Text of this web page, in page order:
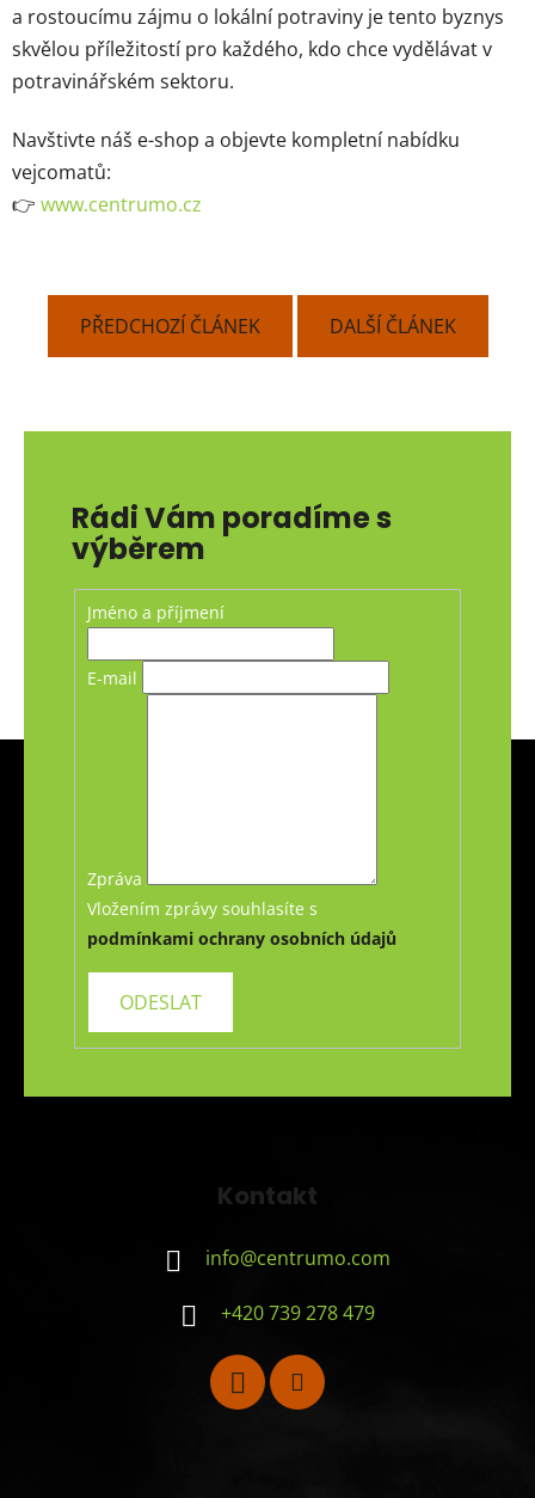
a rostoucímu zájmu o lokální potraviny je tento byznys
skvělou příležitostí pro každého, kdo chce vydělávat v
potravinářském sektoru.
Navštivte náš e-shop a objevte kompletní nabídku
vejcomatů:
👉 www.centrumo.cz
PŘEDCHOZÍ ČLÁNEK DALŠÍ ČLÁNEK
Kontakt
info@centrumo.com
+420 739 278 479
Rádi Vám poradíme s
výběrem
Jméno a příjmení
E-mail
Zpráva
Vložením zprávy souhlasíte s
podmínkami ochrany osobních údajů